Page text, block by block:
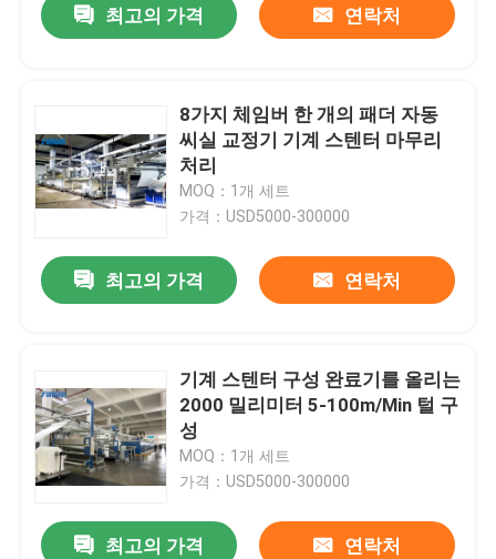
최고의 가격 연락처
8가지 체임버 한 개의 패더 자동
씨실 교정기 기계 스텐터 마무리
처리
MOQ：1개 세트
가격：USD5000-300000
최고의 가격 연락처
기계 스텐터 구성 완료기를 올리는
2000 밀리미터 5-100m/Min 털 구
성
MOQ：1개 세트
가격：USD5000-300000
최고의 가격 연락처